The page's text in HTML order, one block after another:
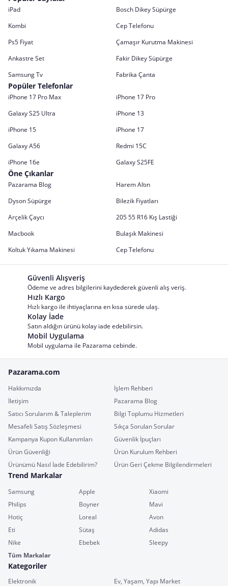
iPad
Bosch Dikey Süpürge
Kombi
Cep Telefonu
Ps5 Fiyat
Çamaşır Kurutma Makinesi
Ankastre Set
Fakir Dikey Süpürge
Samsung Tv
Fabrika Çanta
Popüler Telefonlar
iPhone 17 Pro Max
iPhone 17 Pro
Galaxy S25 Ultra
iPhone 13
iPhone 15
iPhone 17
Galaxy A56
Redmi 15C
iPhone 16e
Galaxy S25FE
Öne Çıkanlar
Pazarama Blog
Harem Altın
Dyson Süpürge
Bilezik Fiyatları
Arçelik Çaycı
205 55 R16 Kış Lastiği
Macbook
Bulaşık Makinesi
Koltuk Yıkama Makinesi
Cep Telefonu
Güvenli Alışveriş
Ödeme ve adres bilgilerini kaydederek güvenli alış veriş.
Hızlı Kargo
Hızlı kargo ile ihtiyaçlarına en kısa sürede ulaş.
Kolay İade
Satın aldığın ürünü kolay iade edebilirsin.
Mobil Uygulama
Mobil uygulama ile Pazarama cebinde.
Pazarama.com
Hakkımızda
İşlem Rehberi
İletişim
Pazarama Blog
Satıcı Sorularım & Taleplerim
Bilgi Toplumu Hizmetleri
Mesafeli Satış Sözleşmesi
Sıkça Sorulan Sorular
Kampanya Kupon Kullanımları
Güvenlik İpuçları
Ürün Güvenliği
Ürün Kurulum Rehberi
Ürünümü Nasıl İade Edebilirim?
Ürün Geri Çekme Bilgilendirmeleri
Trend Markalar
Samsung Apple
Xiaomi
Philips
Boyner
Mavi
Hotiç
Loreal
Avon
Eti
Sütaş
Adidas
Nike
Ebebek
Sleepy
Tüm Markalar
Kategoriler
Elektronik
Ev, Yaşam, Yapı Market